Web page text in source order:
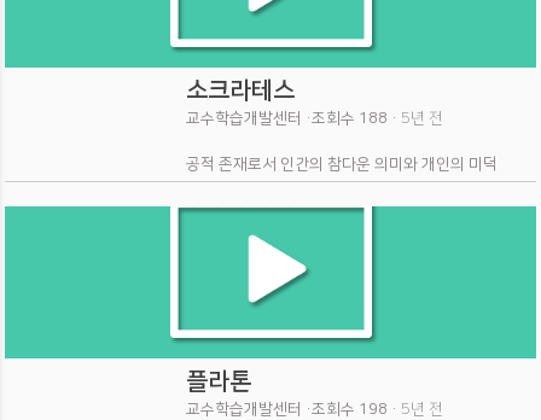
소크라테스
교수학습개발센터 ·조회수 188 · 5년 전
공적 존재로서 인간의 참다운 의미와 개인의 미덕
플라톤
교수학습개발센터 ·조회수 198 · 5년 전